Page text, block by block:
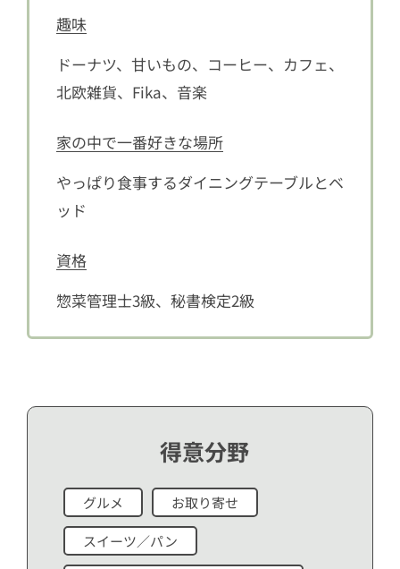
趣味
ドーナツ、甘いもの、コーヒー、カフェ、
北欧雑貨、Fika、音楽
家の中で一番好きな場所
やっぱり食事するダイニングテーブルとベ
ッド
資格
惣菜管理士3級、秘書検定2級
得意分野
グルメ お取り寄せ
スイーツ／パン